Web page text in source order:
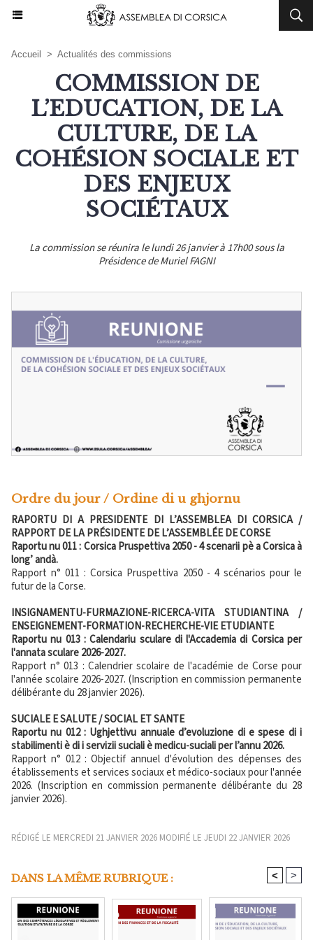
Accueil > Actualités des commissions
COMMISSION DE
L’EDUCATION, DE LA
CULTURE, DE LA
COHÉSION SOCIALE ET
DES ENJEUX
SOCIÉTAUX
La commission se réunira le lundi 26 janvier à 17h00 sous la
Présidence de Muriel FAGNI
Ordre du jour / Ordine di u ghjornu
RAPORTU DI A PRESIDENTE DI L’ASSEMBLEA DI CORSICA /
RAPPORT DE LA PRÉSIDENTE DE L’ASSEMBLÉE DE CORSE
Raportu nu 011 : Corsica Pruspettiva 2050 - 4 scenarii pè a Corsica à
long’ andà.
Rapport n° 011 : Corsica Pruspettiva 2050 - 4 scénarios pour le
futur de la Corse.
INSIGNAMENTU-FURMAZIONE-RICERCA-VITA STUDIANTINA /
ENSEIGNEMENT-FORMATION-RECHERCHE-VIE ETUDIANTE
Raportu nu 013 : Calendariu sculare di l'Accademia di Corsica per
l'annata sculare 2026-2027.
Rapport n° 013 : Calendrier scolaire de l'académie de Corse pour
l'année scolaire 2026-2027. (Inscription en commission permanente
délibérante du 28 janvier 2026).
SUCIALE E SALUTE / SOCIAL ET SANTE
Raportu nu 012 : Ughjettivu annuale d’evoluzione di e spese di i
stabilimenti è di i servizii suciali è medicu-suciali per l’annu 2026.
Rapport n° 012 : Objectif annuel d'évolution des dépenses des
établissements et services sociaux et médico-sociaux pour l'année
2026. (Inscription en commission permanente délibérante du 28
janvier 2026).
RÉDIGÉ LE MERCREDI 21 JANVIER 2026 MODIFIÉ LE JEUDI 22 JANVIER 2026
DANS LA MÊME RUBRIQUE : < >